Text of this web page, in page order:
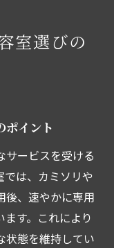
室選びの
ポイント
サービスを受ける
は、カミソリや
後、速やかに専用
す。これにより
状態を維持してい